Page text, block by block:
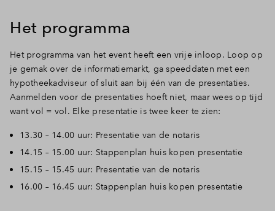
Het programma
Het programma van het event heeft een vrije inloop. Loop op
je gemak over de informatiemarkt, ga speeddaten met een
hypotheekadviseur of sluit aan bij één van de presentaties.
Aanmelden voor de presentaties hoeft niet, maar wees op tijd
want vol = vol. Elke presentatie is twee keer te zien:
13.30 – 14.00 uur: Presentatie van de notaris
14.15 – 15.00 uur: Stappenplan huis kopen presentatie
15.15 – 15.45 uur: Presentatie van de notaris
16.00 – 16.45 uur: Stappenplan huis kopen presentatie